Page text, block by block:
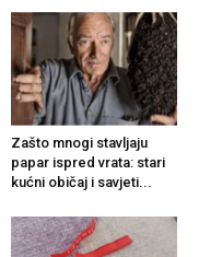
Zašto mnogi stavljaju
papar ispred vrata: stari
kućni običaj i savjeti...